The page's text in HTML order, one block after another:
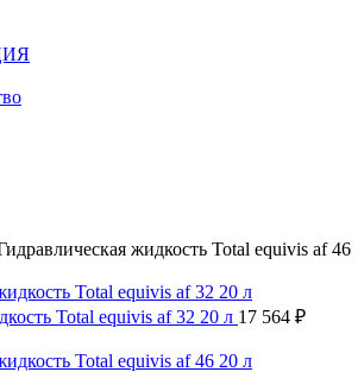
жидкость Total equivis af 46
Total equivis af 32 20 л 17 564 ₽